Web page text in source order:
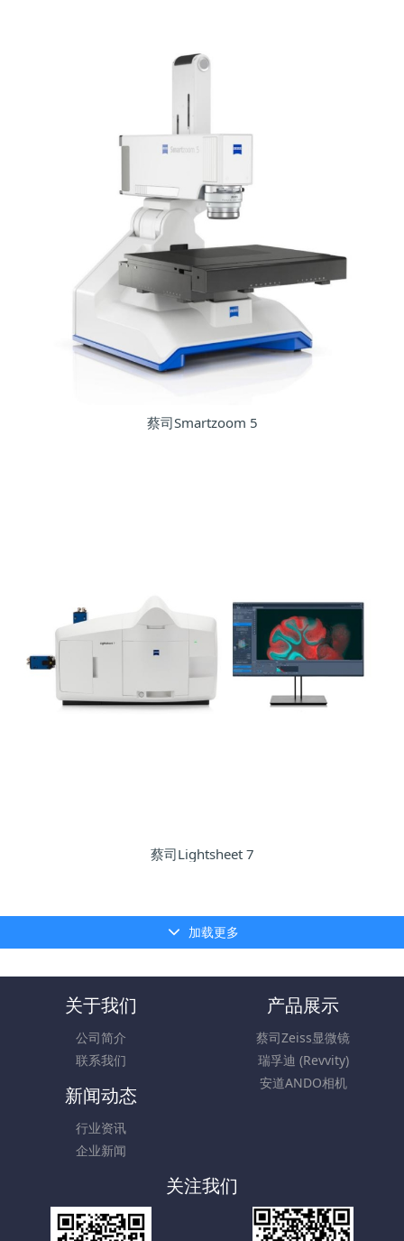
蔡司Smartzoom 5
蔡司Lightsheet 7
加载更多
关于我们
公司简介
联系我们
产品展示
蔡司Zeiss显微镜
瑞孚迪 (Revvity)
安道ANDO相机
新闻动态
行业资讯
企业新闻
关注我们